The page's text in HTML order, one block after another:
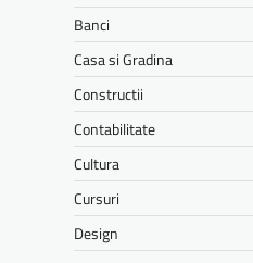
Banci
Casa si Gradina
Constructii
Contabilitate
Cultura
Cursuri
Design